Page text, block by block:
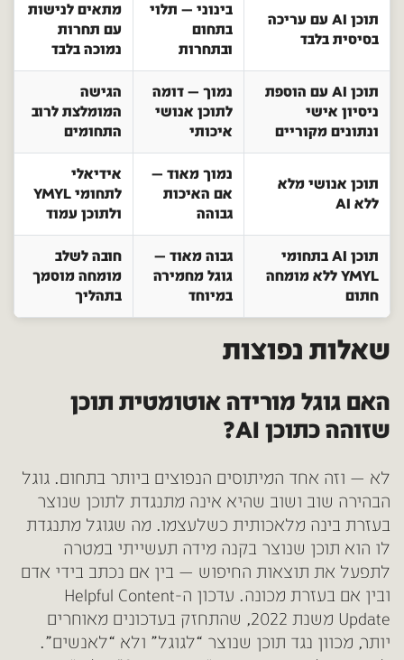
תוכן AI עם עריכה
בסיסית בלבד
בינוני — תלוי
בתחום
ובתחרות
מתאים לנישות
עם תחרות
נמוכה בלבד
תוכן AI עם הוספת
ניסיון אישי
ונתונים מקוריים
נמוך — דומה
לתוכן אנושי
איכותי
הגישה
המומלצת לרוב
התחומים
תוכן אנושי מלא
ללא AI
נמוך מאוד —
אם האיכות
גבוהה
אידיאלי
לתחומי YMYL
ולתוכן עמוד
תוכן AI בתחומי
YMYL ללא מומחה
חתום
גבוה מאוד —
גוגל מחמירה
במיוחד
חובה לשלב
מומחה מוסמך
בתהליך
שאלות נפוצות
האם גוגל מורידה אוטומטית תוכן
שזוהה כתוכן AI?
לא — וזה אחד המיתוסים הנפוצים ביותר בתחום. גוגל
הבהירה שוב ושוב שהיא אינה מתנגדת לתוכן שנוצר
בעזרת בינה מלאכותית כשלעצמו. מה שגוגל מתנגדת
לו הוא תוכן שנוצר בקנה מידה תעשייתי במטרה
לתפעל את תוצאות החיפוש — בין אם נכתב בידי אדם
ובין אם בעזרת מכונה. עדכון ה-Helpful Content
Update משנת 2022, שהתחזק בעדכונים מאוחרים
יותר, מכוון נגד תוכן שנוצר “לגוגל” ולא “לאנשים”.